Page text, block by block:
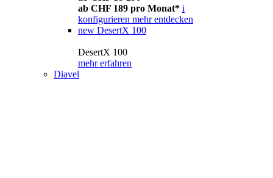
ab CHF 189 pro Monat* i
konfigurieren mehr entdecken
new DesertX 100
DesertX 100
mehr erfahren
Diavel